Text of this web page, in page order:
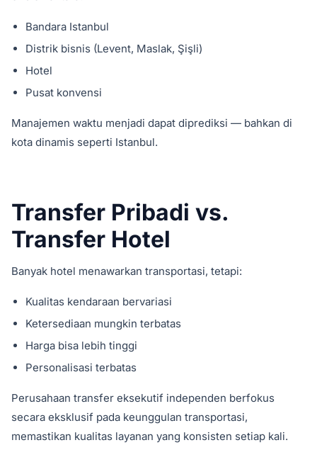
Bandara Istanbul
Distrik bisnis (Levent, Maslak, Şişli)
Hotel
Pusat konvensi
Manajemen waktu menjadi dapat diprediksi — bahkan di
kota dinamis seperti Istanbul.
Transfer Pribadi vs.
Transfer Hotel
Banyak hotel menawarkan transportasi, tetapi:
Kualitas kendaraan bervariasi
Ketersediaan mungkin terbatas
Harga bisa lebih tinggi
Personalisasi terbatas
Perusahaan transfer eksekutif independen berfokus
secara eksklusif pada keunggulan transportasi,
memastikan kualitas layanan yang konsisten setiap kali.